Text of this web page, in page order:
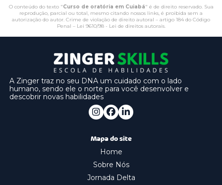
O conteúdo do texto "Curso de oratória em Cuiabá" é de direito reservado. Sua
reprodução, parcial ou total, mesmo citando nossos links, é proibida sem a
autorização do autor. Crime de violação de direito autoral – artigo 184 do Código
Penal – Lei 9610/98 - Lei de direitos autorais.
A Zinger traz no seu DNA um cuidado com o lado
humano, sendo ele o norte para você desenvolver e
descobrir novas habilidades
Mapa do site
Home
Sobre Nós
Jornada Delta